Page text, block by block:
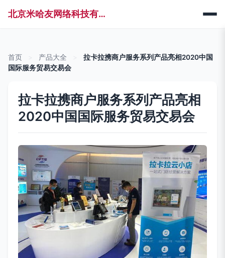
北京米哈友网络科技有限公司
首页 产品大全
拉卡拉携商户服务系列产品亮相2020中国
国际服务贸易交易会
拉卡拉携商户服务系列产品亮相
2020中国国际服务贸易交易会